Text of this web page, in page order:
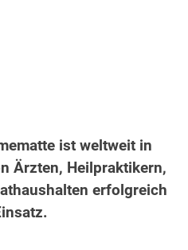
ist weltweit in
Ärzten, Heilpraktikern,
erfolgreich